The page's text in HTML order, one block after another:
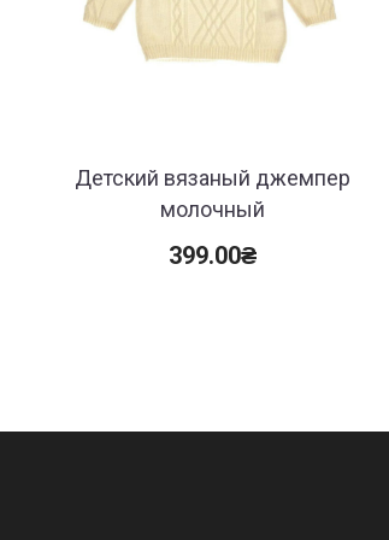
Детский вязаный джемпер
молочный
399.00₴